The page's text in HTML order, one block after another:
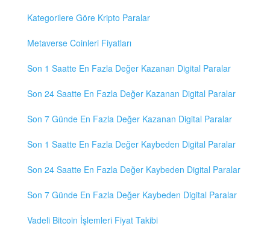
Kategorilere Göre Kripto Paralar
Metaverse Coinleri Fiyatları
Son 1 Saatte En Fazla Değer Kazanan Digital Paralar
Son 24 Saatte En Fazla Değer Kazanan Digital Paralar
Son 7 Günde En Fazla Değer Kazanan Digital Paralar
Son 1 Saatte En Fazla Değer Kaybeden Digital Paralar
Son 24 Saatte En Fazla Değer Kaybeden Digital Paralar
Son 7 Günde En Fazla Değer Kaybeden Digital Paralar
Vadeli Bitcoin İşlemleri Fiyat Takibi